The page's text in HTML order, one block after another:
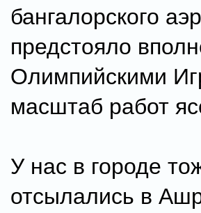
бангалорского
предстояло
Олимпийскими
масштаб работ
У нас в городе
отсылались в